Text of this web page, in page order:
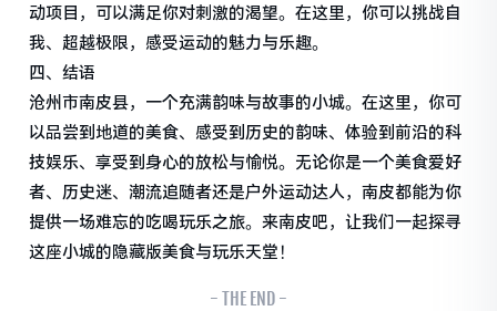
动项目，可以满足你对刺激的渴望。在这里，你可以挑战自
我、超越极限，感受运动的魅力与乐趣。
四、结语
沧州市南皮县，一个充满韵味与故事的小城。在这里，你可
以品尝到地道的美食、感受到历史的韵味、体验到前沿的科
技娱乐、享受到身心的放松与愉悦。无论你是一个美食爱好
者、历史迷、潮流追随者还是户外运动达人，南皮都能为你
提供一场难忘的吃喝玩乐之旅。来南皮吧，让我们一起探寻
这座小城的隐藏版美食与玩乐天堂！
- THE END -